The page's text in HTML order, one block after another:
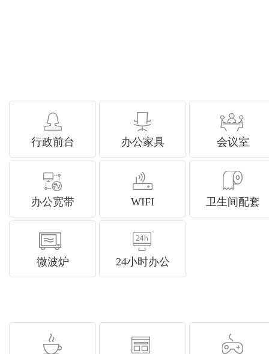
行政前台 办公家具 会议室
办公宽带 WIFI 卫生间配套
微波炉 24小时办公